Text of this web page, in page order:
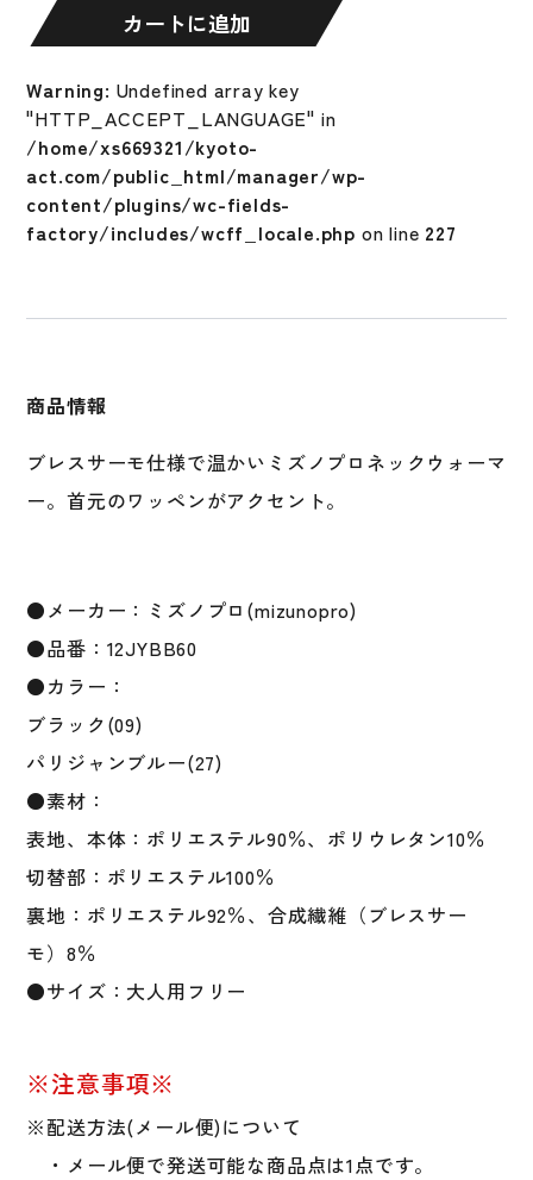
ネ
ッ
ウ
ォ
ー
マ
ー
冬
人
12JYBB60
定
あ
い
暖
か
い
温
か
い
ア
ク
セ
サ
リ
ー
mizuno
寒
グ
ッ
カートに追加
Warning: Undefined array key
"HTTP_ACCEPT_LANGUAGE" in
/home/xs669321/kyoto-
act.com/public_html/manager/wp-
content/plugins/wc-fields-
factory/includes/wcff_locale.php on line 227
商品情報
ブレスサーモ仕様で温かいミズノプロネックウォーマ
ー。首元のワッペンがアクセント。
●メーカー：ミズノプロ(mizunopro)
●品番：12JYBB60
●カラー：
ブラック(09)
パリジャンブルー(27)
●素材：
表地、本体：ポリエステル90％、ポリウレタン10％
切替部：ポリエステル100％
裏地：ポリエステル92％、合成繊維（ブレスサー
モ）8％
●サイズ：大人用フリー
※注意事項※
※配送方法(メール便)について
・メール便で発送可能な商品点は1点です。